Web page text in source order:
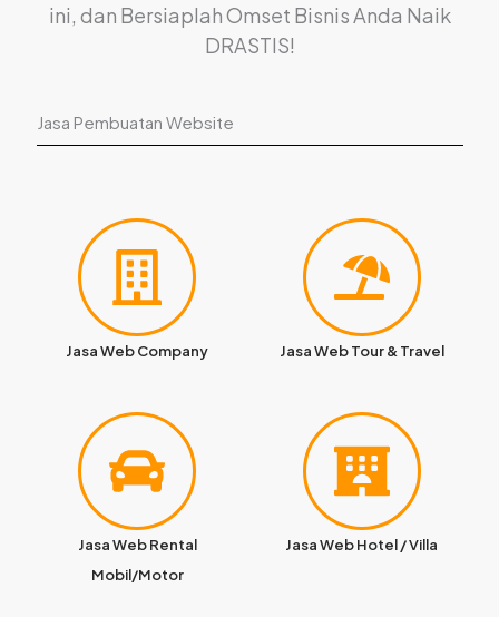
ini, dan Bersiaplah Omset Bisnis Anda Naik
DRASTIS!
Jasa Pembuatan Website
Jasa Web Company Jasa Web Tour & Travel
Jasa Web Rental
Mobil/Motor
Jasa Web Hotel / Villa